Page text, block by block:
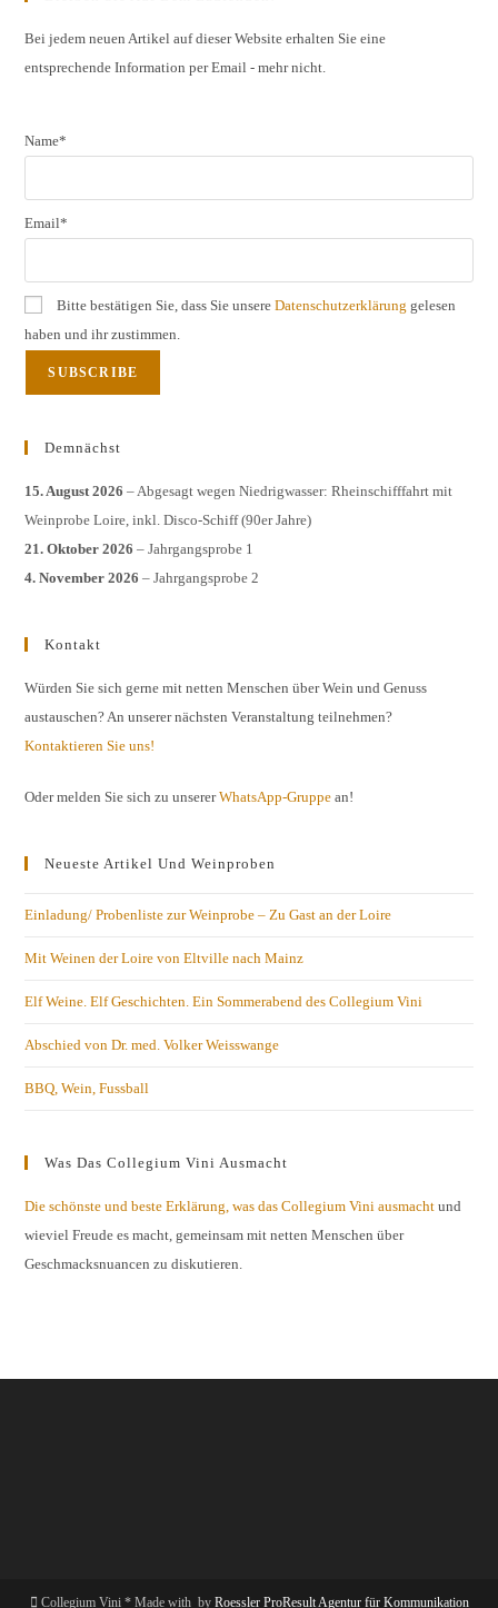
Bei jedem neuen Artikel auf dieser Website erhalten Sie eine
entsprechende Information per Email - mehr nicht.
Name*
Email*
Bitte bestätigen Sie, dass Sie unsereDatenschutzerklärung gelesen
haben und ihr zustimmen.
Demnächst
15. August 2026 – Abgesagt wegen Niedrigwasser: Rheinschifffahrt mit
Weinprobe Loire, inkl. Disco-Schiff (90er Jahre)
21. Oktober 2026 – Jahrgangsprobe 1
4. November 2026 – Jahrgangsprobe 2
Kontakt
Würden Sie sich gerne mit netten Menschen über Wein und Genuss
austauschen? An unserer nächsten Veranstaltung teilnehmen?
Kontaktieren Sie uns!
Oder melden Sie sich zu unsererWhatsApp-Gruppe an!
Neueste Artikel Und Weinproben
Einladung/ Probenliste zur Weinprobe – Zu Gast an der Loire
Mit Weinen der Loire von Eltville nach Mainz
Elf Weine. Elf Geschichten. Ein Sommerabend des Collegium Vini
Abschied von Dr. med. Volker Weisswange
BBQ, Wein, Fussball
Was Das Collegium Vini Ausmacht
Die schönste und beste Erklärung, was das Collegium Vini ausmacht und
wieviel Freude es macht, gemeinsam mit netten Menschen über
Geschmacksnuancen zu diskutieren.
Collegium Vini * Made with by Roessler ProResult Agentur für Kommunikation